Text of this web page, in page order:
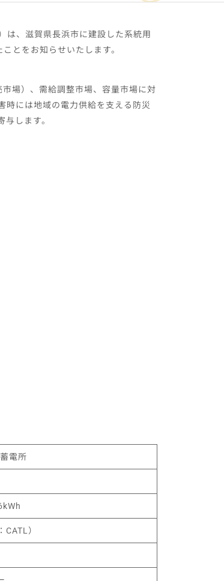
は、滋賀県長浜市に建設した系統用
とをお知らせいたします。
場）、需給調整市場、容量市場に対
時には地域の電力供給を支える防災
します。
電所
CATL）